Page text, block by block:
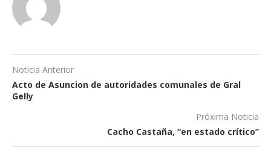
Noticia Anterior
Acto de Asuncion de autoridades comunales de Gral
Gelly
Próxima Noticia
Cacho Castaña, “en estado crítico”